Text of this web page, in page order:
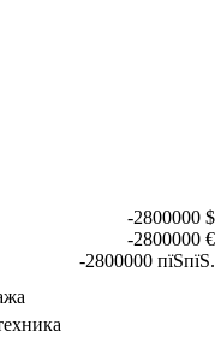
-2800000 $
-2800000 €
-2800000 пїЅпїЅ.